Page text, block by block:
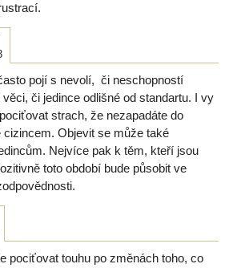
pojí s nevolí, či neschopností
či jedince odlišné od standartu. I vy
strach, že nezapadáte do
cizincem. Objevit se může také
Nejvíce pak k těm, kteří jsou
toto období bude působit ve
pociťovat touhu po změnách toho, co